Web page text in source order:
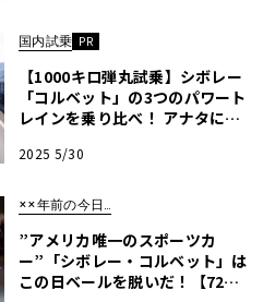
国内試乗 PR
【1000キロ弾丸試乗】シボレー
「コルベット」の3つのパワート
レインを乗り比べ！ アナタにベ
2025 5/30
××年前の今日…
”アメリカ唯一のスポーツカ
ー”「シボレー・コルベット」は
この日ベールを脱いだ！【72年